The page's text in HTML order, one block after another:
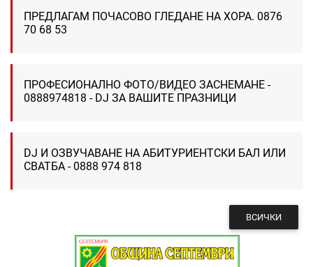
ПРЕДЛАГАМ ПОЧАСОВО ГЛЕДАНЕ НА ХОРА. 0876
70 68 53
ПРОФЕСИОНАЛНО ФОТО/ВИДЕО ЗАСНЕМАНЕ -
0888974818 - DJ ЗА ВАШИТЕ ПРАЗНИЦИ
DJ И ОЗВУЧАВАНЕ НА АБИТУРИЕНТСКИ БАЛ ИЛИ
СВАТБА - 0888 974 818
ВСИЧКИ